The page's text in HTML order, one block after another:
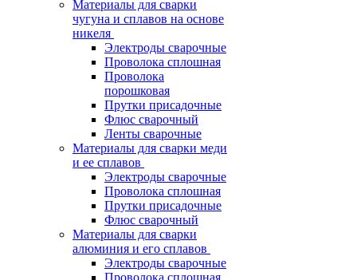
Материалы для сварки
чугуна и сплавов на основе
никеля
Электроды сварочные
Проволока сплошная
Проволока
порошковая
Прутки присадочные
Флюс сварочный
Ленты сварочные
Материалы для сварки меди
и ее сплавов
Электроды сварочные
Проволока сплошная
Прутки присадочные
Флюс сварочный
Материалы для сварки
алюминия и его сплавов
Электроды сварочные
Проволока сплошная